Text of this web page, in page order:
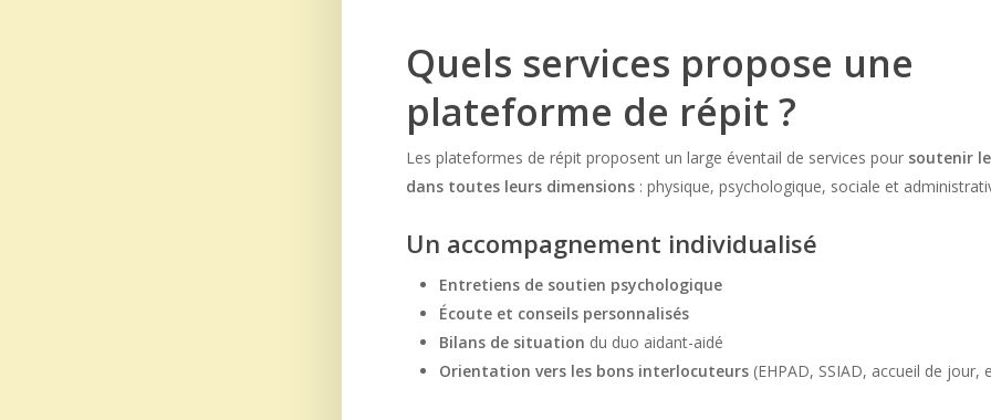
Quels services propose une
plateforme de répit ?
Les plateformes de répit proposent un large éventail de services pour soutenir
dans toutes leurs dimensions : physique, psychologique, sociale et
Un accompagnement individualisé
Entretiens de soutien psychologique
Écoute et conseils personnalisés
Bilans de situation du duo aidant-aidé
Orientation vers les bons interlocuteurs (EHPAD, SSIAD, accueil de jour,